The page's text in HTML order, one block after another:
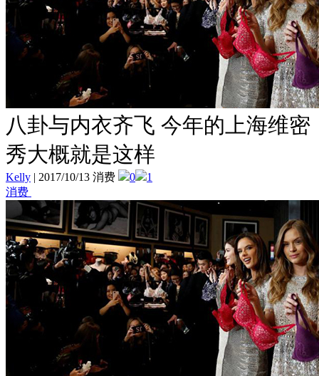
八卦与内衣齐飞 今年的上海维密
秀大概就是这样
Kelly | 2017/10/13 消费 0
1
消费